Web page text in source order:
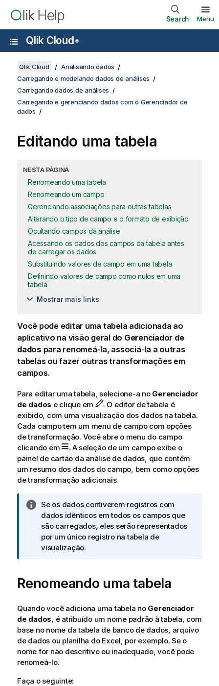
Search Menu
Qlik Cloud ®
Qlik Cloud
Analisando dados
Carregando e modelando dados de análises
Carregando dados de análises
Carregando e gerenciando dados com o Gerenciador de
dados
Editando uma tabela
NESTA PÁGINA
Renomeando uma tabela
Renomeando um campo
Gerenciando associações para outras tabelas
Alterando o tipo de campo e o formato de exibição
Ocultando campos da análise
Acessando os dados dos campos da tabela antes
de carregar os dados
Substituindo valores de campo em uma tabela
Definindo valores de campo como nulos em uma
tabela
Mostrar mais links
Você pode editar uma tabela adicionada ao
aplicativo na visão geral do Gerenciador de
dados para renomeá-la, associá-la a outras
tabelas ou fazer outras transformações em
campos.
Para editar uma tabela, selecione-a no Gerenciador
de dados e clique em
. O editor de tabela é
exibido, com uma visualização dos dados na tabela.
Cada campo tem um menu de campo com opções
de transformação. Você abre o menu do campo
clicando em
. A seleção de um campo exibe o
painel de cartão da análise de dados, que contém
um resumo dos dados do campo, bem como opções
de transformação adicionais.
N
o
t
a
i
o
r
a
t
i
v
a
Se os dados contiverem registros com
dados idênticos em todos os campos que
são carregados, eles serão representados
por um único registro na tabela de
visualização.
Renomeando uma tabela
Quando você adiciona uma tabela no Gerenciador
de dados , é atribuído um nome padrão à tabela, com
base no nome da tabela de banco de dados, arquivo
de dados ou planilha do Excel, por exemplo. Se o
nome for não descritivo ou inadequado, você pode
renomeá-lo.
Faça o seguinte: